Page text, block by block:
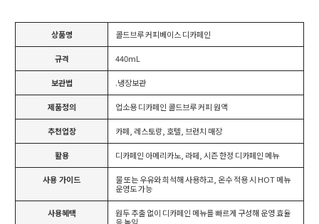
상품명 콜드브루 커피베이스 디카페인
규격 440mL
보관법 .냉장보관
제품정의 업소용 디카페인 콜드브루 커피 원액
추천업장 카페, 레스토랑, 호텔, 브런치 매장
활용 디카페인 아메리카노, 라떼, 시즌 한정 디카페인 메뉴
사용 가이드
물 또는 우유와 희석해 사용하고, 온수 적용 시 HOT 메뉴
운영도 가능
사용혜택
원두 추출 없이 디카페인 메뉴를 빠르게 구성해 운영 효율